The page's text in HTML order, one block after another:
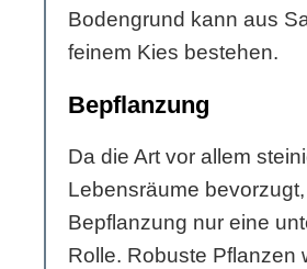
Bodengrund kann aus
feinem Kies bestehen.
Bepflanzung
Da die Art vor allem
Lebensräume
Bepflanzung nur eine
Rolle. Robuste Pflanzen